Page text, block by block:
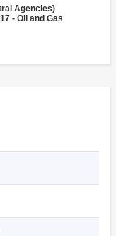
Agencies)
- Oil and Gas